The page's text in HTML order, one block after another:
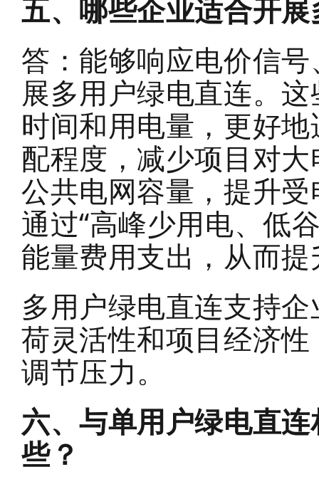
五、哪些企业适合开
答：能够响应电价信
展多用户绿电直连。
时间和用电量，更好
配程度，减少项目对
公共电网容量，提升
通过“高峰少用电、低
能量费用支出，从而
多用户绿电直连支持
荷灵活性和项目经济
调节压力。
六、与单用户绿电直
些？